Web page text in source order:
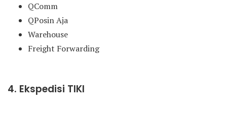
QComm
QPosin Aja
Warehouse
Freight Forwarding
4. Ekspedisi TIKI